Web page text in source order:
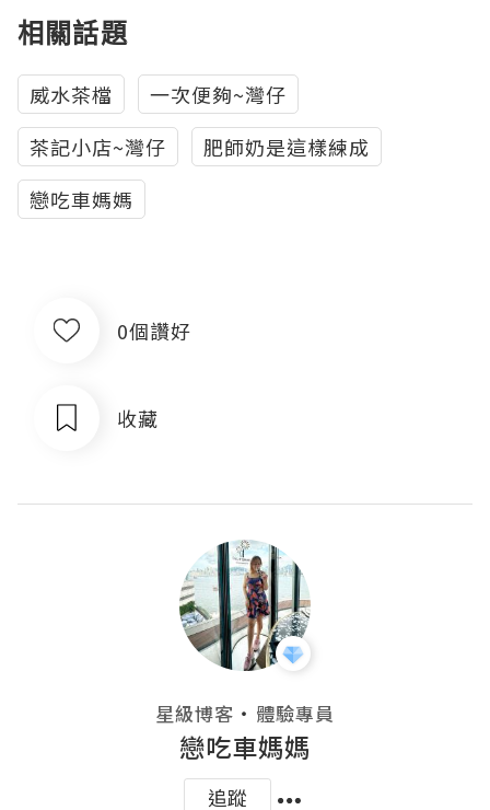
相關話題
威水茶檔
一次便夠~灣仔
茶記小店~灣仔
肥師奶是這樣練成
戀吃車媽媽
0個讚好
收藏
星級博客 ・ 體驗專員
戀吃車媽媽
追蹤